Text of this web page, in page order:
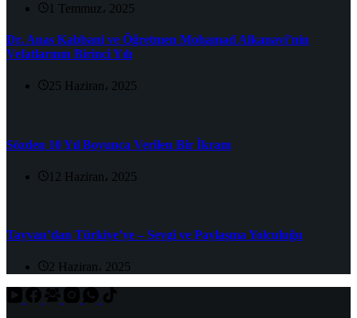
1 Temmuz، 2025
Dr. Anas Kabbani ve Öğretmen Mohamad Alkanavi’nin
Vefatlarının Birinci Yılı
25 Haziran، 2025
Sözden 10 Yıl Boyunca Verilen Bir İkram
12 Haziran، 2025
Tayvan’dan Türkiye’ye – Sevgi ve Paylaşma Yolculuğu
2 Haziran، 2025